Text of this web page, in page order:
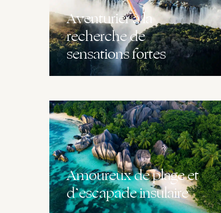
Aventurier à la
recherche de
sensations fortes
Amoureux de plage et
d’escapade insulaire